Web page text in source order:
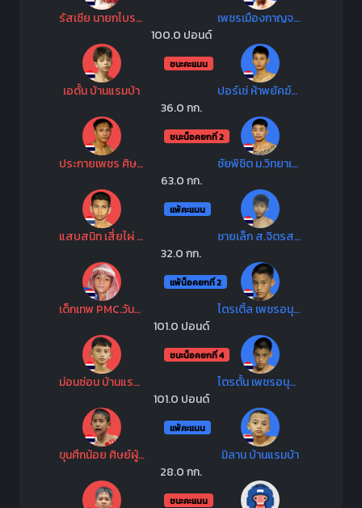
รัสเซีย นายกไบรท์บ้านบึง
เพชรเมืองกาญจน์ เกียรติเข็มทอง
100.0 ปอนด์
ชนะคะแนน
เอตั้น บ้านแรมบ้า
ปอร์เช่ ห้าพยัคฆ์มวยไทย
36.0 กก.
ชนะน็อคยกที่ 2
ประกายเพชร ศิษย์ซ้อบี
ชัยพิชิต ม.วิทยาเขตอุดรธานี
63.0 กก.
แพ้คะแนน
แสบสนิท เสี่ยไผ่ ยูเอสเอ
ชายเล็ก ส.จิตรสนองชาติ
32.0 กก.
แพ้น็อคยกที่ 2
เด็กเทพ PMC.วันชัยมวยไทย
ไตรเติ้ล เพชรอนุสรณ์
101.0 ปอนด์
ชนะน็อคยกที่ 4
ม่อนซ่อน บ้านแรมบ้า
ไตรตั้น เพชรอนุสรณ์
101.0 ปอนด์
แพ้คะแนน
ขุนศึกน้อย ศิษย์ผู้ใหญ่เทพ
มิลาน บ้านแรมบ้า
28.0 กก.
ชนะคะแนน